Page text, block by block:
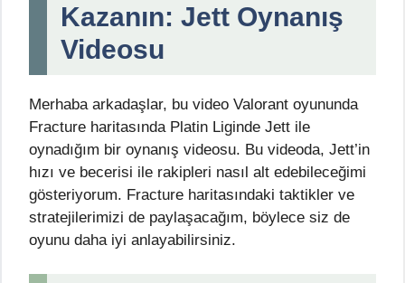
Kazanın: Jett Oynanış
Videosu
Merhaba arkadaşlar, bu video Valorant oyununda
Fracture haritasında Platin Liginde Jett ile
oynadığım bir oynanış videosu. Bu videoda, Jett’in
hızı ve becerisi ile rakipleri nasıl alt edebileceğimi
gösteriyorum. Fracture haritasındaki taktikler ve
stratejilerimizi de paylaşacağım, böylece siz de
oyunu daha iyi anlayabilirsiniz.